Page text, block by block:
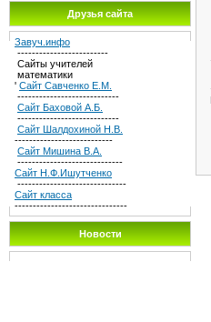
Друзья сайта
Завуч.инфо
-------------------------
Сайты учителей
математики
' Сайт Савченко Е.М.
----------------------------
Сайт Баховой А.Б.
----------------------------
Сайт Шалдохиной Н.В.
---------------------------
Сайт Мишина В.А.
-----------------------------
Сайт Н.Ф.Ишутченко
------------------------------
Сайт класса
-------------------------------
Новости